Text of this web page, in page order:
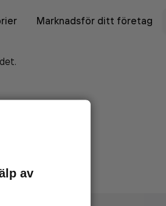
Marknadsför ditt företag
av